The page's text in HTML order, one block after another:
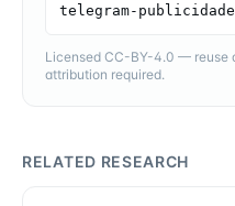
telegram-
Licensed CC-BY-4.0 — reuse
attribution required.
RELATED RESEARCH